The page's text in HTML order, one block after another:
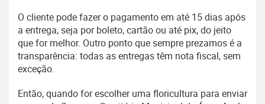
O cliente pode fazer o pagamento em até 15 dias após
a entrega, seja por boleto, cartão ou até pix, do jeito
que for melhor. Outro ponto que sempre prezamos é a
transparência: todas as entregas têm nota fiscal, sem
exceção.
Então, quando for escolher uma floricultura para enviar